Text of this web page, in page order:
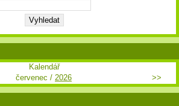
Kalendář
červenec / 2026 >>